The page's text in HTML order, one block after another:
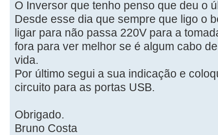
O Inversor que tenho penso que deu o
Desde esse dia que sempre que ligo o
ligar para não passa 220V para a
fora para ver melhor se é algum cabo
vida.
Por último segui a sua indicação e
circuito para as portas USB.
Obrigado.
Bruno Costa